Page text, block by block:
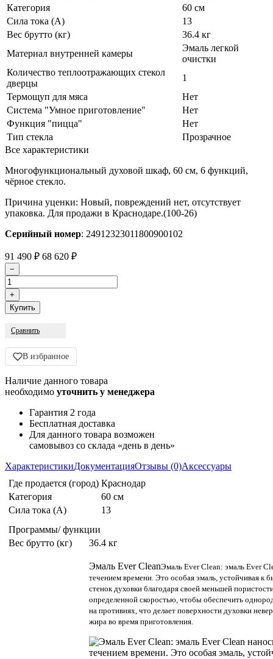
Категория
60 см
Сила тока (А)
13
Вес брутто (кг)
36.4 кг
Материал внутренней камеры
Эмаль легкой
очистки
Количество теплоотражающих стекол
дверцы
1
Термощуп для мяса
Нет
Система "Умное приготовление"
Нет
Функция "пицца"
Нет
Тип стекла
Прозрачное
Все характеристики
Многофункциональный духовой шкаф, 60 см, 6 функций,
чёрное стекло.
Причина уценки: Новый, повреждений нет, отсутствует
упаковка. Для продажи в Краснодаре.(100-26)
Серийный номер: 24912323011800900102
91 490 ₽ 68 620 ₽
Сравнить
В избранное
Наличие данного товара
необходимо уточнить у менеджера
Гарантия 2 года
Бесплатная доставка
Для данного товара возможен
самовывоз со склада «день в день»
ХарактеристикиДокументацияОтзывы (0)Аксессуары
Где продается (город) Краснодар
Категория
60 см
Сила тока (А)
13
Программы/ функции
Вес брутто (кг)
36.4 кг
Эмаль Ever CleanЭмаль Ever Clean: эмаль Ever
течением времени. Это особая эмаль, устойчивая к
стенок духовки благодаря своей меньшей
определенной скоростью, чтобы обеспечить
на противнях, что делает поверхности духовки
жира во время приготовления.